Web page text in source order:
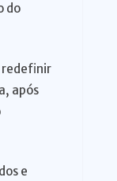
do
redefinir
após
e